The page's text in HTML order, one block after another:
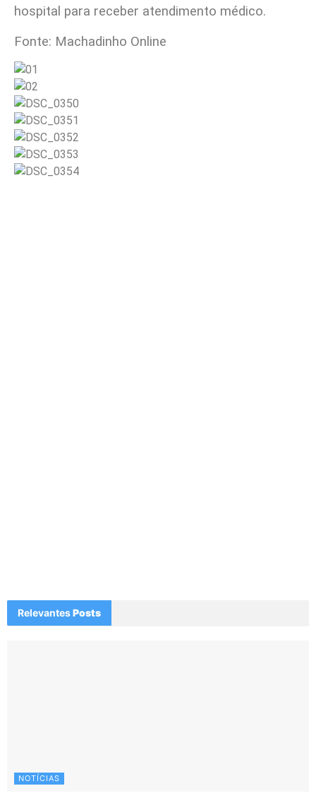
hospital para receber atendimento médico.
Fonte: Machadinho Online
RelevantesPosts
NOTÍCIAS